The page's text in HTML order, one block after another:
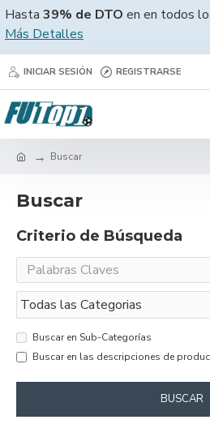
Hasta 39% de DTO en en todos
Más Detalles
INICIAR SESIÓN REGISTRARSE
Buscar
Buscar
Criterio de Búsqueda
Buscar en Sub-Categorías
Buscar en las descripciones de
BUSCAR